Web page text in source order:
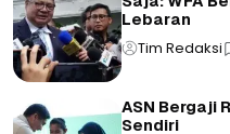
Lebaran
Tim Redaksi
ASN Bergaji
Sendiri